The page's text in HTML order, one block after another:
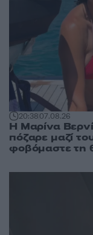
20:3807.08.26
Η Μαρίνα
πόζαρε μαζί
φοβόμαστε τη